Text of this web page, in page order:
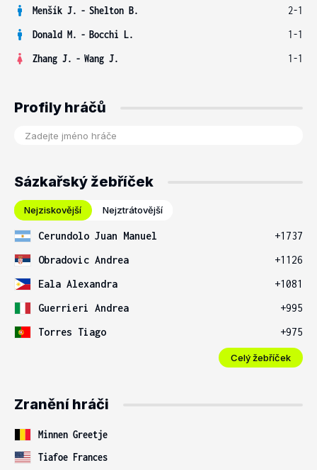
Menšík J. - Shelton B.
2-1
Donald M. - Bocchi L.
1-1
Zhang J. - Wang J. 1-1
Profily hráčů
Sázkařský žebříček
Nejziskovější Nejztrátovější
Cerundolo Juan Manuel
+1737
Obradovic Andrea
+1126
Eala Alexandra
+1081
Guerrieri Andrea
+995
Torres Tiago
+975
Celý žebříček
Zranění hráči
Minnen Greetje
Tiafoe Frances